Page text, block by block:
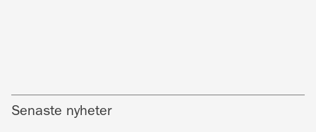
Senaste nyheter